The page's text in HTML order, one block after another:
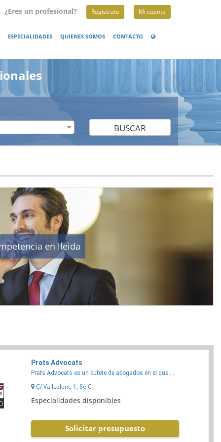
¿Eres un profesional? Regístrate Mi cuenta
ESPECIALIDADES QUIENES SOMOS CONTACTO
BUSCAR
en lleida
Prats Advocats
Prats Advocats es un bufete de abogados en el que ...
C/ Vallcalent, 1, 8è C
Especialidades disponibles
Solicitar presupuesto